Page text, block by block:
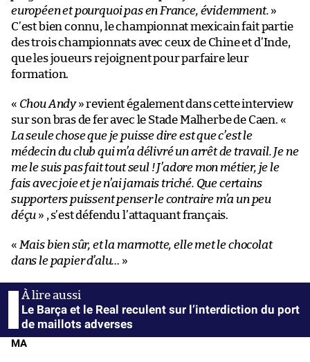
européen et pourquoi pas en France, évidemment. »
C’est bien connu, le championnat mexicain fait partie
des trois championnats avec ceux de Chine et d’Inde,
que les joueurs rejoignent pour parfaire leur
formation.
« Chou Andy» revient également dans cette interview
sur son bras de fer avec le Stade Malherbe de Caen. «
La seule chose que je puisse dire est que c’est le
médecin du club qui m’a délivré un arrêt de travail. Je ne
me le suis pas fait tout seul ! J’adore mon métier, je le
fais avec joie et je n’ai jamais triché. Que certains
supporters puissent penser le contraire m’a un peu
déçu » , s’est défendu l’attaquant français.
« Mais bien sûr, et la marmotte, elle met le chocolat
dans le papier d’alu… »
Le Barça et le Real reculent sur l’interdiction du port
de maillots adverses
MA